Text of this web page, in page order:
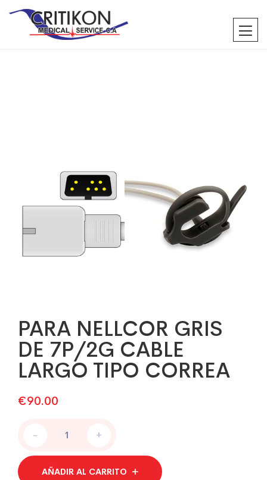
PARA NELLCOR GRIS
DE 7P/2G CABLE
LARGO TIPO CORREA
€90.00
NELLCOR
DE
7P/2G
- +
AÑADIR AL CARRITO